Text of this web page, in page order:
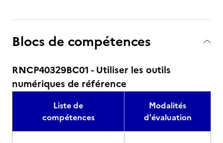
Blocs de compétences
RNCP40329BC01 - Utiliser les outils
numériques de référence
Liste de
compétences
Modalités
d'évaluation